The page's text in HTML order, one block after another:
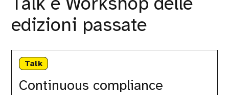
edizioni passate
Talk
Continuous compliance
Continuous
compliance